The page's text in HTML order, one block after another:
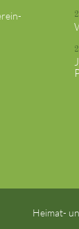
Heimat-